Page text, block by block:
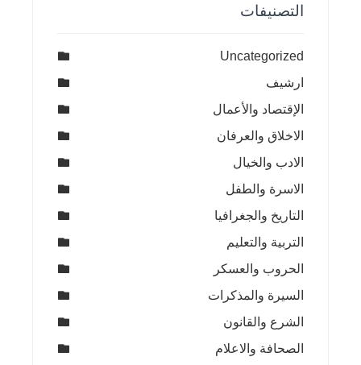
التصنيفات
Uncategorized
ارشيف
الإقتصاد والأعمال
الاخلاق والعرفان
الادب والخيال
الاسرة والطفل
التاريخ والجغرافيا
التربية والتعليم
الحروب والعسكر
السيرة والمذكرات
الشرع والقانون
الصحافة والاعلام